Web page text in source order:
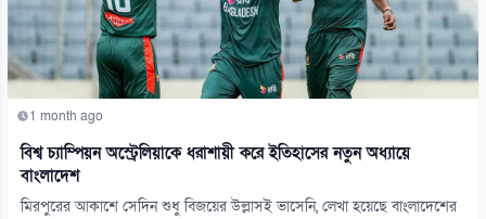
1 month ago
বিশ্ব চ্যাম্পিয়ন অস্ট্রেলিয়াকে ধরাশায়ী করে ইতিহাসের নতুন অধ্যায়ে
বাংলাদেশ
মিরপুরের আকাশে সেদিন শুধু বিজয়ের উল্লাসই ভাসেনি, লেখা হয়েছে বাংলাদেশের